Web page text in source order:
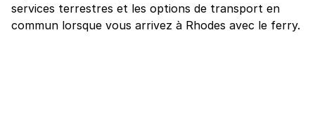
services terrestres et les options de transport en
commun lorsque vous arrivez à Rhodes avec le ferry.